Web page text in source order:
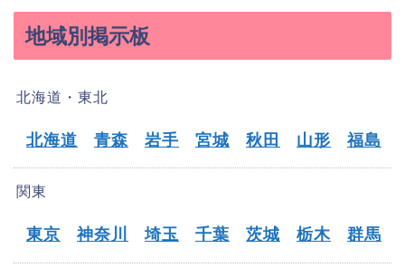
地域別掲示板
北海道・東北
北海道 青森 岩手 宮城 秋田 山形 福島
関東
東京 神奈川 埼玉 千葉 茨城 栃木 群馬